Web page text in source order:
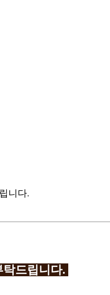
니다.
드립니다.